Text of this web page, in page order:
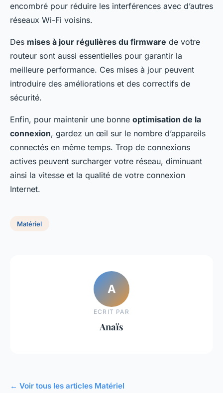
encombré pour réduire les interférences avec d’autres
réseaux Wi-Fi voisins.
Des mises à jour régulières du firmware de votre
routeur sont aussi essentielles pour garantir la
meilleure performance. Ces mises à jour peuvent
introduire des améliorations et des correctifs de
sécurité.
Enfin, pour maintenir une bonne optimisation de la
connexion, gardez un œil sur le nombre d’appareils
connectés en même temps. Trop de connexions
actives peuvent surcharger votre réseau, diminuant
ainsi la vitesse et la qualité de votre connexion
Internet.
Matériel
A
ECRIT PAR
Anaïs
← Voir tous les articles Matériel